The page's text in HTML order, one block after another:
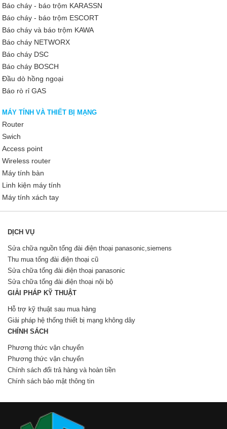
Báo cháy - báo trộm KARASSN
Báo cháy - báo trộm ESCORT
Báo cháy và báo trộm KAWA
Báo cháy NETWORX
Báo cháy DSC
Báo cháy BOSCH
Đầu dò hồng ngoại
Báo rò rỉ GAS
MÁY TÍNH VÀ THIẾT BỊ MẠNG
Router
Swich
Access point
Wireless router
Máy tính bàn
Linh kiện máy tính
Máy tính xách tay
DỊCH VỤ
Sửa chữa nguồn tổng đài điện thoại panasonic,siemens
Thu mua tổng đài điện thoại cũ
Sửa chữa tổng đài điện thoại panasonic
Sửa chữa tổng đài điện thoại nội bộ
GIẢI PHÁP KỸ THUẬT
Hỗ trợ kỹ thuật sau mua hàng
Giải pháp hệ thống thiết bị mạng không dây
CHÍNH SÁCH
Phương thức vận chuyển
Phương thức vận chuyển
Chính sách đổi trả hàng và hoàn tiền
Chính sách bảo mật thông tin